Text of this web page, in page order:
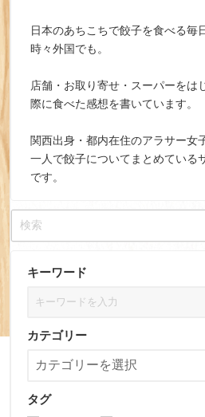
日本のあちこちで餃子を食べる毎
時々外国でも。
店舗・お取り寄せ・スーパーをは
際に食べた感想を書いています。
関西出身・都内在住のアラサー女
一人で餃子についてまとめている
です。
キーワード
カテゴリー
タグ